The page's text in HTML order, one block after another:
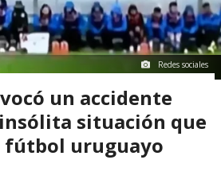
Redes sociales
un accidente
situación que
fútbol uruguayo